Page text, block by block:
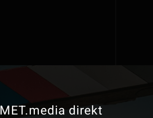
MET.media direkt